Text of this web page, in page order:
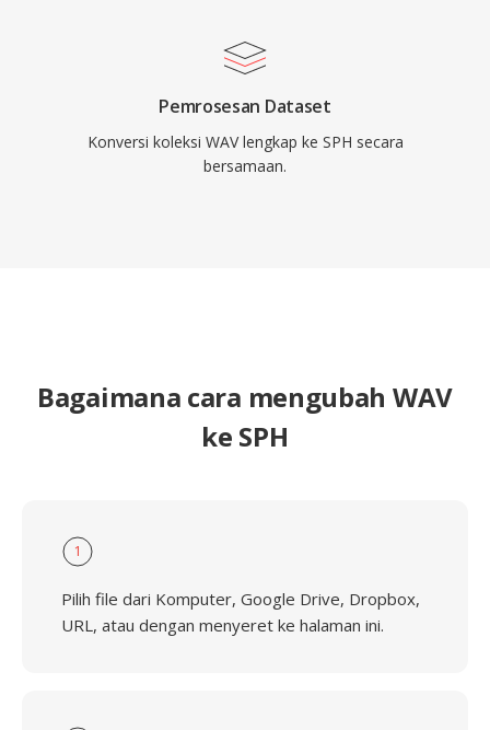
Pemrosesan Dataset
Konversi koleksi WAV lengkap ke SPH secara
bersamaan.
Bagaimana cara mengubah WAV
ke SPH
1
Pilih file dari Komputer, Google Drive, Dropbox,
URL, atau dengan menyeret ke halaman ini.